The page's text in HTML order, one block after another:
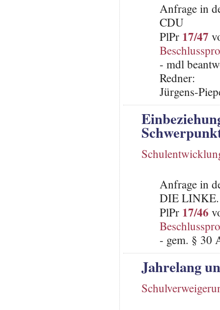
Anfrage in
CDU
PlPr 17/47
- mdl
Redner:
Jürgens-
Anfrage in
DIE LINKE.
PlPr 17/46
- gem. § 30
Jahrelang